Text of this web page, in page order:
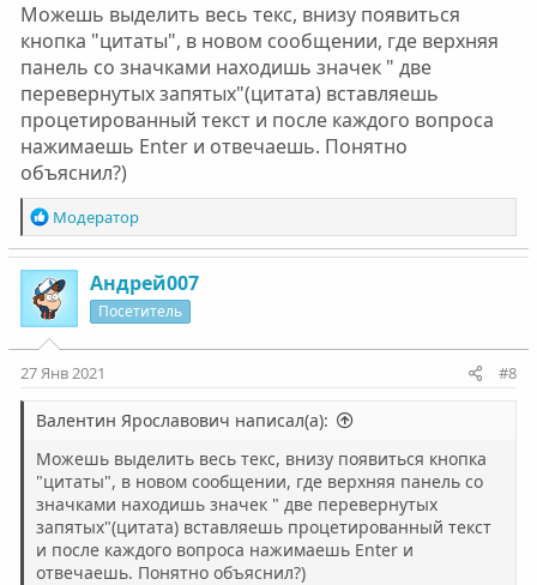
Можешь выделить весь текс, внизу появиться
кнопка "цитаты", в новом сообщении, где верхняя
панель со значками находишь значек " две
перевернутых запятых"(цитата) вставляешь
процетированный текст и после каждого вопроса
нажимаешь Enter и отвечаешь. Понятно
объяснил?)
Р
е
а
к
ц
и
и
:
Модератор
Андрей007
Посетитель
27 Янв 2021 #8
Валентин Ярославович написал(а):
Можешь выделить весь текс, внизу появиться кнопка
"цитаты", в новом сообщении, где верхняя панель со
значками находишь значек " две перевернутых
запятых"(цитата) вставляешь процетированный текст
и после каждого вопроса нажимаешь Enter и
отвечаешь. Понятно объяснил?)